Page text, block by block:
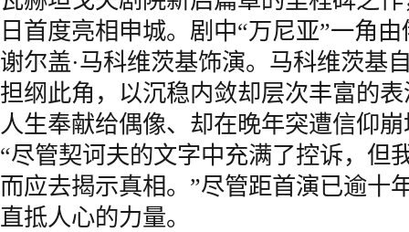
日首度亮相申城。剧中“万尼亚”一角
谢尔盖·马科维茨基饰演。马科维茨基
担纲此角，以沉稳内敛却层次丰富的
人生奉献给偶像、却在晚年突遭信仰
“尽管契诃夫的文字中充满了控诉，但
而应去揭示真相。”尽管距首演已逾十
直抵人心的力量。